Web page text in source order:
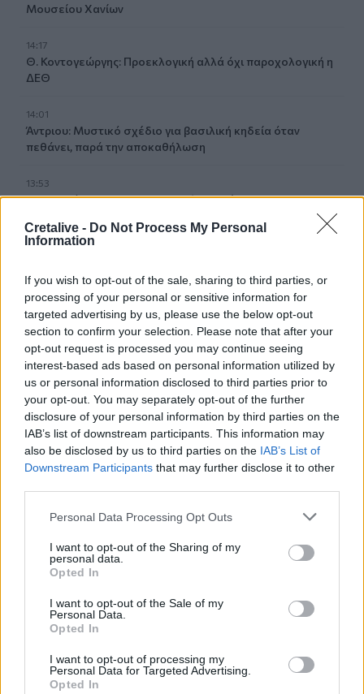
Cretalive - Do Not Process My Personal
Information
If you wish to opt-out of the sale, sharing to third parties, or
processing of your personal or sensitive information for
targeted advertising by us, please use the below opt-out
section to confirm your selection. Please note that after your
opt-out request is processed you may continue seeing
interest-based ads based on personal information utilized by
us or personal information disclosed to third parties prior to
your opt-out. You may separately opt-out of the further
disclosure of your personal information by third parties on the
IAB’s list of downstream participants. This information may
also be disclosed by us to third parties on the IAB’s List of
Downstream Participants that may further disclose it to other
Personal Data Processing Opt Outs
I want to opt-out of the Sharing of my
personal data.
Opted In
I want to opt-out of the Sale of my
Personal Data.
Opted In
I want to opt-out of processing my
Personal Data for Targeted Advertising.
Opted In
Μουσείου Χανίων
14:17
Θ. Κοντογεώργης: Προεκλογική αλλά όχι παροχολογική η
ΔΕΘ
14:01
Άντριου: Μυστικό σχέδιο για βασιλική κηδεία όταν
πεθάνει, παρά την αποκαθήλωση
13:53
Σε ετοιμότητα η πυροσβεστική στη Λέσβο
13:45
13:38
Σκιάθος: Ανήλικος κατήγγειλε 17χρονο για βιασμό
13:25
«Kinda chic»: Ποιο είναι το νέο τρεντ της Gen Z που έχει
κατακλύσει τα Social Media
ΠΕΡΙΣΣΟΤΕΡΑ
ΣΧΕΤΙΚA AΡΘΡΑ
Πρόλαβαν τη φωτιά στο Κορωπί - Είχε ηχήσει το 112
ΕΛΛAΔΑ 17:14
Πρόλαβαν τη φωτιά στο Κορωπί -
Πρόλαβαν τη φωτιά στο Κορωπί